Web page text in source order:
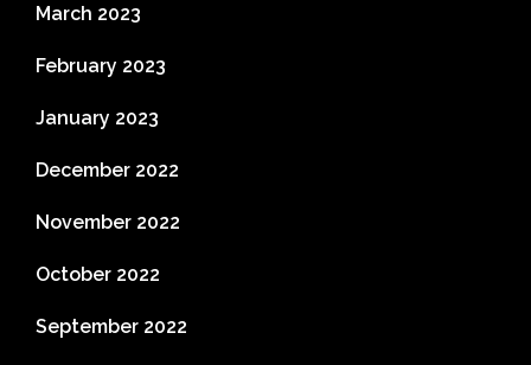
March 2023
February 2023
January 2023
December 2022
November 2022
October 2022
September 2022